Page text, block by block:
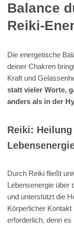
Balance
Reiki-
Die energetische
deiner Chakren
Kraft und
statt vieler Worte,
anders als in der
Reiki:
Durch Reiki fließt
Lebensenergie über
und unterstützt die
Körperlicher Kontakt
erforderlich, denn es